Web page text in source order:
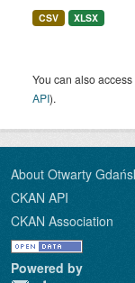
CSV XLSX
You can also
API).
About Otwarty
CKAN API
CKAN Association
Powered by